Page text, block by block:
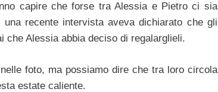
capire che forse tra Alessia e Pietro ci sia
recente intervista aveva dichiarato che gli
che Alessia abbia deciso di regalarglieli.
foto, ma possiamo dire che tra loro circola
estate caliente.